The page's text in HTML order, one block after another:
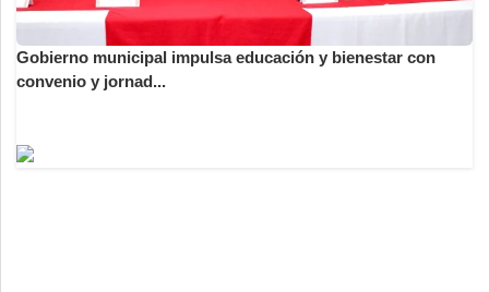
Gobierno municipal impulsa educación y bienestar con
convenio y jornad...